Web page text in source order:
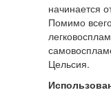
начинается
Помимо
Цельсия.